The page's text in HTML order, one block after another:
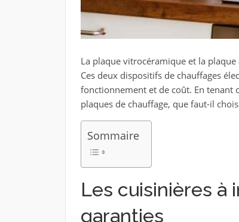
La plaque vitrocéramique et la
Ces deux dispositifs de chauffages
fonctionnement et de coût. En tenant
plaques de chauffage, que faut-il
Sommaire
Les cuisinières à
garanties